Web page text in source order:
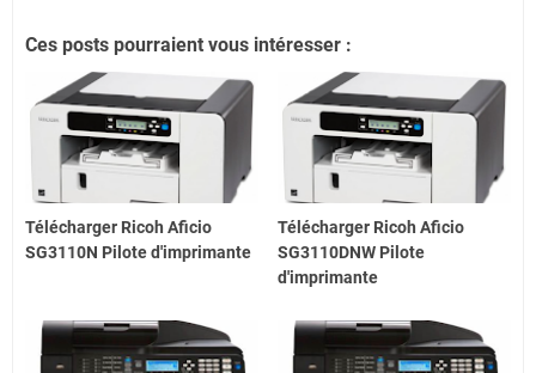
Ces posts pourraient vous intéresser :
Télécharger Ricoh Aficio
SG3110N Pilote d'imprimante
Télécharger Ricoh Aficio
SG3110DNW Pilote
d'imprimante